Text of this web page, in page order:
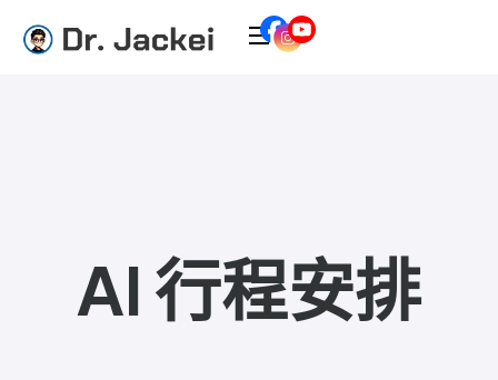
AI 行程安排